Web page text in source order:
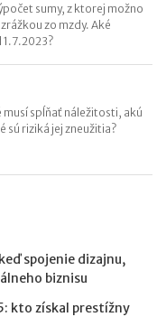
sumy, z ktorej možno
zo mzdy. Aké
musí spĺňať náležitosti, akú
sú riziká jej zneužitia?
spojenie dizajnu,
biznisu
kto získal prestížny